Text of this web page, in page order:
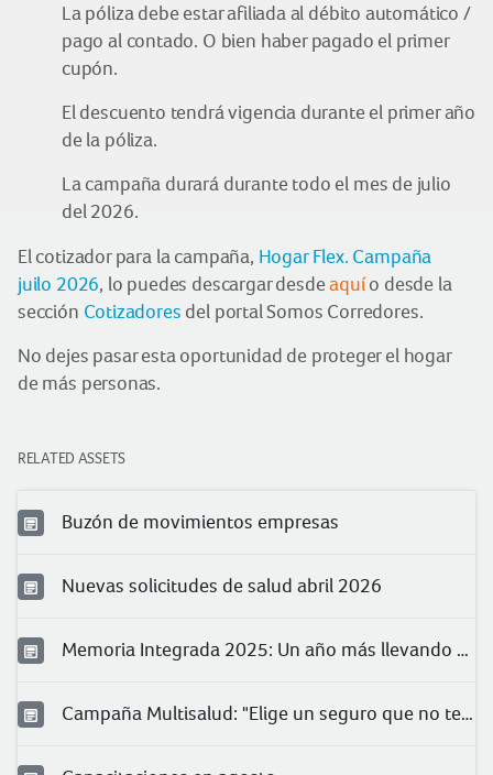
La póliza debe estar afiliada al débito automático /
pago al contado. O bien haber pagado el primer
cupón.
El descuento tendrá vigencia durante el primer año
de la póliza.
La campaña durará durante todo el mes de julio
del 2026.
El cotizador para la campaña, Hogar Flex. Campaña
juilo 2026, lo puedes descargar desdeaquío desde la
sección Cotizadores del portal Somos Corredores.
No dejes pasar esta oportunidad de proteger el hogar
de más personas.
RELATED ASSETS
Buzón de movimientos empresas
Nuevas solicitudes de salud abril 2026
Memoria Integrada 2025: Un año más llevando protección a más peruanos
Campaña Multisalud: "Elige un seguro que no te quede chico"